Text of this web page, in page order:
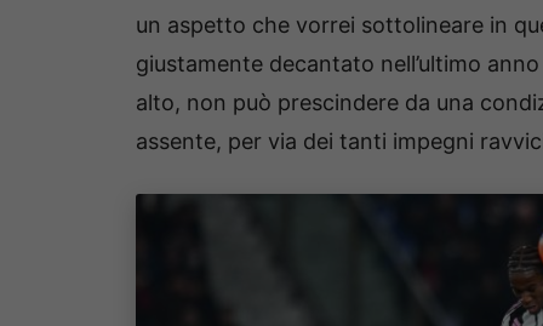
un aspetto che vorrei sottolineare in
giustamente decantato nell’ultimo
alto, non può prescindere da una
assente, per via dei tanti impegni